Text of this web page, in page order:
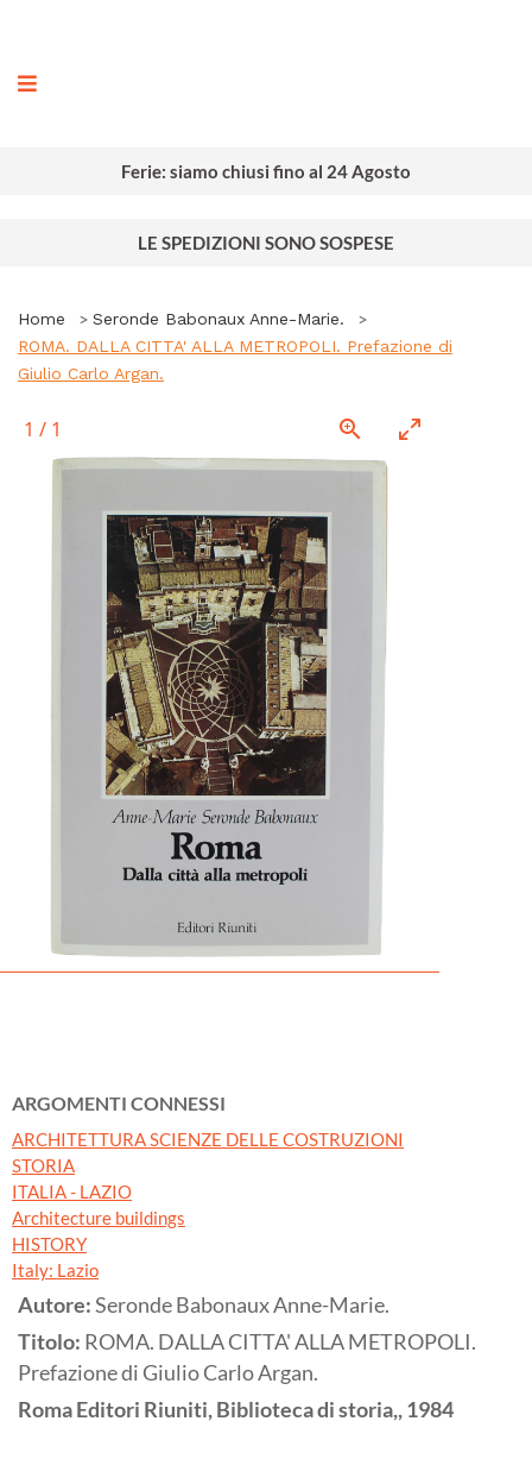
Ferie: siamo chiusi fino al 24 Agosto
LE SPEDIZIONI SONO SOSPESE
Home
Seronde Babonaux Anne-Marie.
ROMA. DALLA CITTA' ALLA METROPOLI. Prefazione di
Giulio Carlo Argan.
1 / 1
ARGOMENTI CONNESSI
ARCHITETTURA SCIENZE DELLE COSTRUZIONI
STORIA
ITALIA - LAZIO
Architecture buildings
HISTORY
Italy: Lazio
Autore:Seronde Babonaux Anne-Marie.
Titolo: ROMA. DALLA CITTA' ALLA METROPOLI.
Prefazione di Giulio Carlo Argan.
RomaEditori Riuniti, Biblioteca di storia,,1984